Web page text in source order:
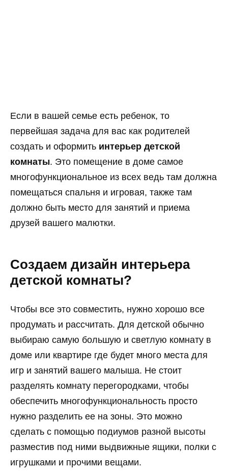
Если в вашей семье есть ребенок, то
первейшая задача для вас как родителей
создать и оформить интерьер детской
комнаты. Это помещение в доме самое
многофункциональное из всех ведь там должна
помещаться спальня и игровая, также там
должно быть место для занятий и приема
друзей вашего малютки.
Создаем дизайн интерьера
детской комнаты?
Чтобы все это совместить, нужно хорошо все
продумать и рассчитать. Для детской обычно
выбираю самую большую и светлую комнату в
доме или квартире где будет много места для
игр и занятий вашего малыша. Не стоит
разделять комнату перегородками, чтобы
обеспечить многофункциональность просто
нужно разделить ее на зоны. Это можно
сделать с помощью подиумов разной высоты
разместив под ними выдвижные ящики, полки с
игрушками и прочими вещами.